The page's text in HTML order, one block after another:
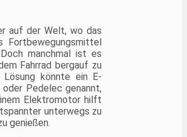
auf der Welt, wo das
Fortbewegungsmittel
manchmal ist es
Fahrrad bergauf zu
könnte ein E-
Pedelec genannt,
Elektromotor hilft
unterwegs zu
genießen.